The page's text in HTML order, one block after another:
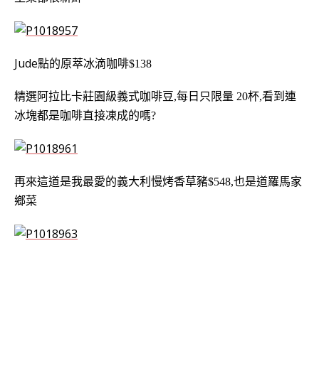
Jude點的原萃冰滴咖啡$138
精選阿拉比卡莊園級義式咖啡豆,每日只限量 20杯,看到連
冰塊都是咖啡直接凍成的嗎?
再來這道是我最愛的義大利慢烤香草豬$548,也是道羅馬家
鄉菜